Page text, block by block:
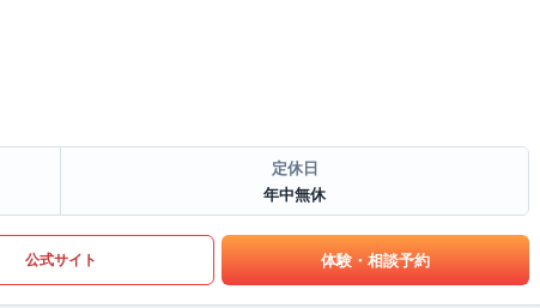
定休日
年中無休
公式サイト 体験・相談予約